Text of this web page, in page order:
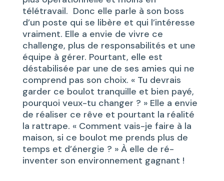
télétravail. Donc elle parle à son boss
d’un poste qui se libère et qui l’intéresse
vraiment. Elle a envie de vivre ce
challenge, plus de responsabilités et une
équipe à gérer. Pourtant, elle est
déstabilisée par une de ses amies qui ne
comprend pas son choix. « Tu devrais
garder ce boulot tranquille et bien payé,
pourquoi veux-tu changer ? » Elle a envie
de réaliser ce rêve et pourtant la réalité
la rattrape. « Comment vais-je faire à la
maison, si ce boulot me prends plus de
temps et d’énergie ? » À elle de ré-
inventer son environnement gagnant !